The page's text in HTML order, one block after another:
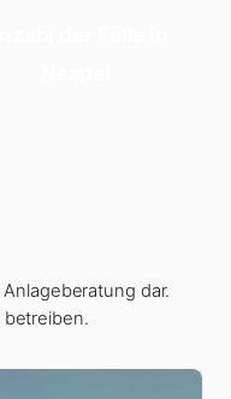
dar.